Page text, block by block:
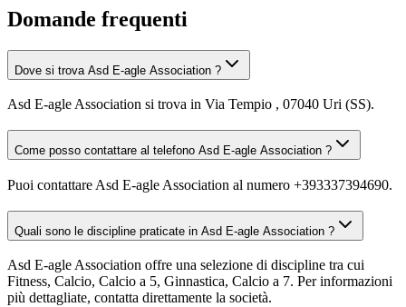
Domande frequenti
Dove si trova Asd E-agle Association ?
Asd E-agle Association si trova in Via Tempio , 07040 Uri (SS).
Come posso contattare al telefono Asd E-agle Association ?
Puoi contattare Asd E-agle Association al numero +393337394690.
Quali sono le discipline praticate in Asd E-agle Association ?
Asd E-agle Association offre una selezione di discipline tra cui
Fitness, Calcio, Calcio a 5, Ginnastica, Calcio a 7. Per informazioni
più dettagliate, contatta direttamente la società.